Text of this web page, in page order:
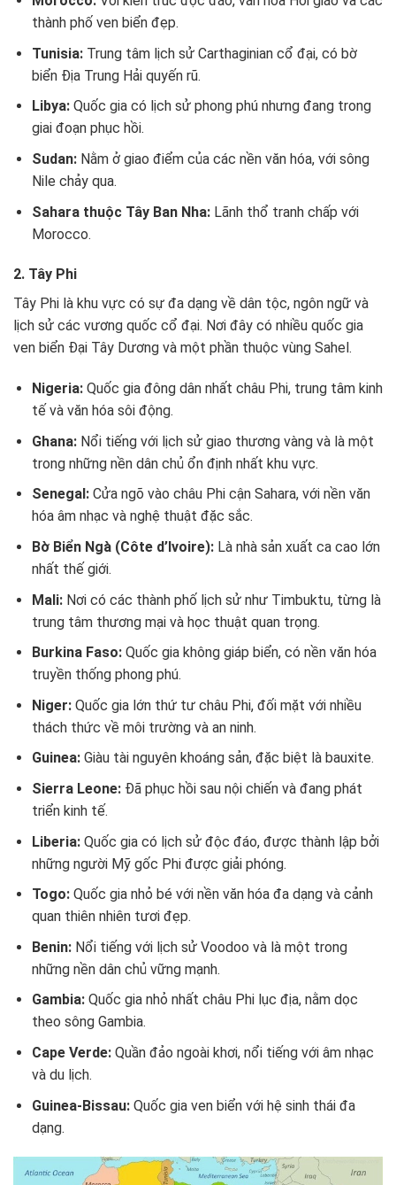
thành phố ven biển đẹp.
Tunisia:Trung tâm lịch sử Carthaginian cổ đại, có bờ
biển Địa Trung Hải quyến rũ.
Libya:Quốc gia có lịch sử phong phú nhưng đang trong
giai đoạn phục hồi.
Sudan:Nằm ở giao điểm của các nền văn hóa, với sông
Nile chảy qua.
Sahara thuộc Tây Ban Nha:Lãnh thổ tranh chấp với
Morocco.
2. Tây Phi
Tây Phi là khu vực có sự đa dạng về dân tộc, ngôn ngữ và
lịch sử các vương quốc cổ đại. Nơi đây có nhiều quốc gia
ven biển Đại Tây Dương và một phần thuộc vùng Sahel.
Nigeria:Quốc gia đông dân nhất châu Phi, trung tâm kinh
tế và văn hóa sôi động.
Ghana:Nổi tiếng với lịch sử giao thương vàng và là một
trong những nền dân chủ ổn định nhất khu vực.
Senegal:Cửa ngõ vào châu Phi cận Sahara, với nền văn
hóa âm nhạc và nghệ thuật đặc sắc.
Bờ Biển Ngà (Côte d’Ivoire):Là nhà sản xuất ca cao lớn
nhất thế giới.
Mali:Nơi có các thành phố lịch sử như Timbuktu, từng là
trung tâm thương mại và học thuật quan trọng.
Burkina Faso:Quốc gia không giáp biển, có nền văn hóa
truyền thống phong phú.
Niger:Quốc gia lớn thứ tư châu Phi, đối mặt với nhiều
thách thức về môi trường và an ninh.
Guinea:Giàu tài nguyên khoáng sản, đặc biệt là bauxite.
Sierra Leone:Đã phục hồi sau nội chiến và đang phát
triển kinh tế.
Liberia:Quốc gia có lịch sử độc đáo, được thành lập bởi
những người Mỹ gốc Phi được giải phóng.
Togo:Quốc gia nhỏ bé với nền văn hóa đa dạng và cảnh
quan thiên nhiên tươi đẹp.
Benin:Nổi tiếng với lịch sử Voodoo và là một trong
những nền dân chủ vững mạnh.
Gambia:Quốc gia nhỏ nhất châu Phi lục địa, nằm dọc
theo sông Gambia.
Cape Verde:Quần đảo ngoài khơi, nổi tiếng với âm nhạc
và du lịch.
Guinea-Bissau:Quốc gia ven biển với hệ sinh thái đa
dạng.